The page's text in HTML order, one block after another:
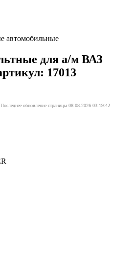
автомобильные
для а/м ВАЗ
17013
Последнее обновление страницы 08.08.2026 03:19:42